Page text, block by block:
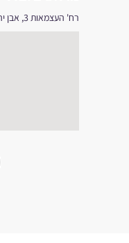
רח' העצמאות 3, אבן יהודה